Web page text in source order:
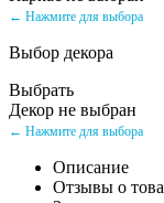
← Нажмите для выбора
Выбор декора
Выбрать
Декор не выбран
← Нажмите для выбора
Описание
Отзывы о